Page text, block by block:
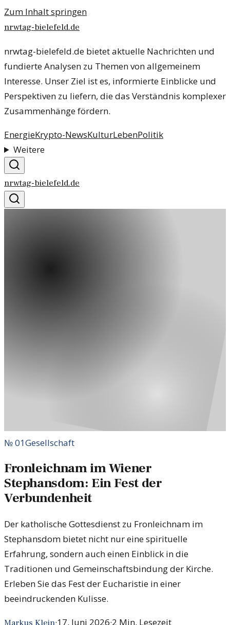
Zum Inhalt springen
nrwtag-bielefeld.de
nrwtag-bielefeld.de bietet aktuelle Nachrichten und
fundierte Analysen zu Themen von allgemeinem
Interesse. Unser Ziel ist es, informierte Einblicke und
Perspektiven zu liefern, die das Verständnis komplexer
Zusammenhänge fördern.
EnergieKrypto-NewsKulturLebenPolitik
Weitere
nrwtag-bielefeld.de
№01Gesellschaft
Fronleichnam im Wiener
Stephansdom: Ein Fest der
Verbundenheit
Der katholische Gottesdienst zu Fronleichnam im
Stephansdom bietet nicht nur eine spirituelle
Erfahrung, sondern auch einen Einblick in die
Traditionen und Gemeinschaftsbindung der Kirche.
Erleben Sie das Fest der Eucharistie in einer
beeindruckenden Kulisse.
·17. Juni 2026·2 Min. Lesezeit